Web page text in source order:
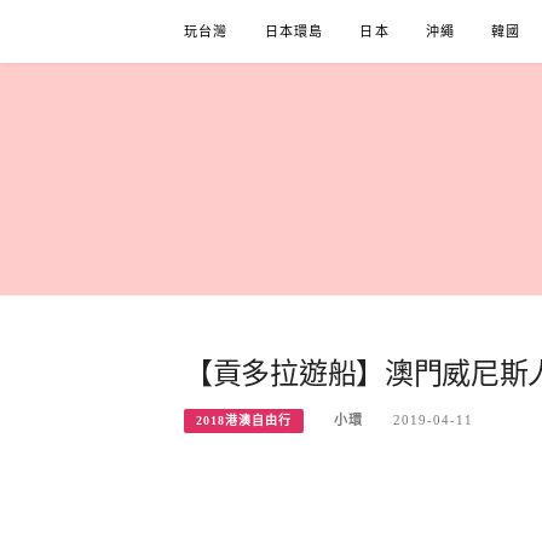
content
玩台灣 日本環島 日本 沖繩 韓國
【貢多拉遊船】澳門威尼
2018港澳自由行 小環 2019-04-11